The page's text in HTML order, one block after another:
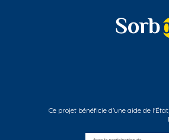
Ce projet bénéficie d'une aide de